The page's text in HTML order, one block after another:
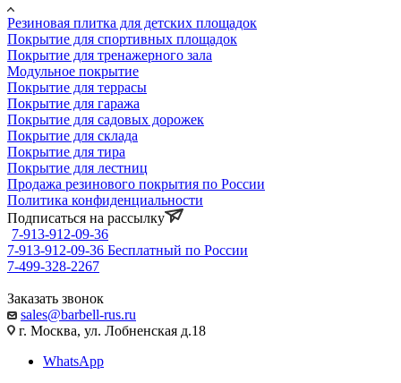
Резиновая плитка для детских площадок
Покрытие для спортивных площадок
Покрытие для тренажерного зала
Модульное покрытие
Покрытие для террасы
Покрытие для гаража
Покрытие для садовых дорожек
Покрытие для склада
Покрытие для тира
Покрытие для лестниц
Продажа резинового покрытия по России
Политика конфиденциальности
Подписаться на рассылку
7-913-912-09-36
7-913-912-09-36 Бесплатный по России
7-499-328-2267
Заказать звонок
sales@barbell-rus.ru
г. Москва, ул. Лобненская д.18
WhatsApp